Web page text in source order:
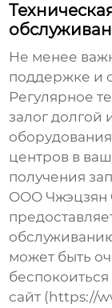
Не менее
поддержке и
Регулярное
залог долгой
центров в
получения
ООО
может быть
сайт (https://